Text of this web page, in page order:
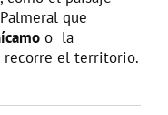
que
o la
recorre el territorio.